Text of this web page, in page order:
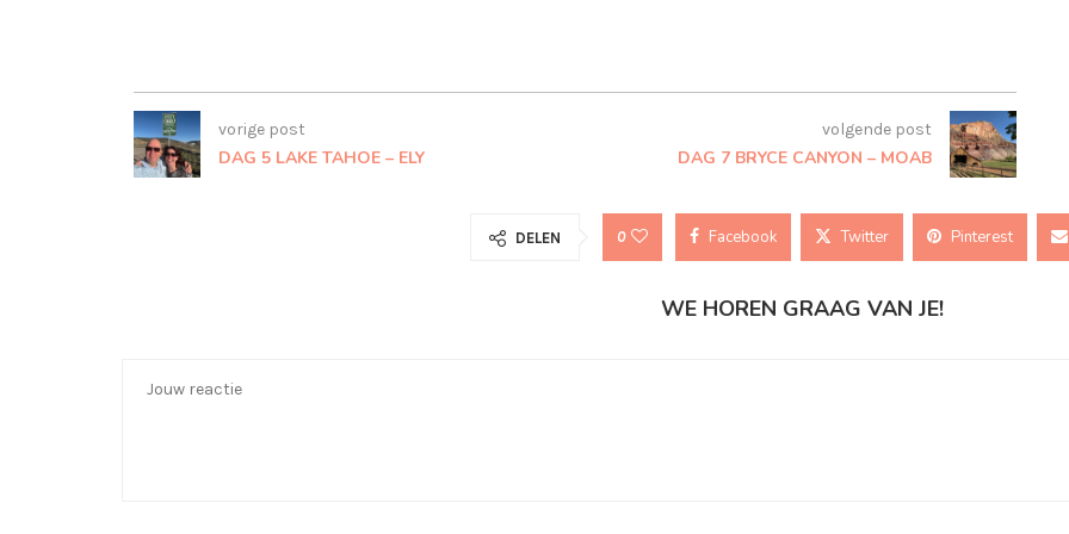
vorige post
DAG 5 LAKE TAHOE – ELY
volgende post
DAG 7 BRYCE CANYON – MOAB
DELEN 0 Facebook Twitter Pinterest
WE HOREN GRAAG VAN JE!